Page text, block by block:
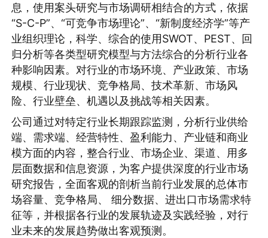
息，使用案头研究与市场调研相结合的方式，依据
“S-C-P”、“可竞争市场理论”、“新制度经济学”等产
业组织理论，科学、综合的使用SWOT、PEST、回
归分析等各类型研究模型与方法综合的分析行业各
种影响因素。对行业的市场环境、产业政策、市场
规模、行业现状、竞争格局、技术革新、市场风
险、行业壁垒、机遇以及挑战等相关因素。
公司通过对特定行业长期跟踪监测，分析行业供给
端、需求端、经营特性、盈利能力、产业链和商业
模方面的内容，整合行业、市场企业、渠道、用多
层面数据和信息资源，为客户提供深度的行业市场
研究报告，全面客观的剖析当前行业发展的总体市
场容量、竞争格局、 细分数据、进出口市场需求特
征等，并根据各行业的发展轨迹及实践经验，对行
业未来的发展趋势做出客观预测。